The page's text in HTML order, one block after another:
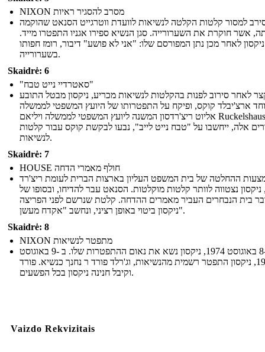
NIXON מסרב להסגיר ראיות
סירב למסור קלטות הקלטה לנשיאות לוועדת ווטרגייט הסנאט שהוקמה
אשר חוקרת את השערורייה. סגן הנשיא ספירו אגניו התפטרו מייד.
ניקסון לאחר מכן נתן המפורסם שלו: "אני לא פושע" דיבור, רומז חפותו
בשערורייה.
Skaidrė: 6
"סאטרדיי נייט טבח"
לאחר סירוב לפנות בהקלטות לנשיאות מכריע, ניקסון מבטל התובע
ארצ'יבלד קוקס, ופיקח על התפטרותו של היועץ המשפטי לממשלה
אליוט ריצ'רדסון המשנה ליועץ המשפטי לממשלה ויליאם Ruckelshaus.
אלה, ייחשבו על "טבח נייט לייב", נבעו לבקשת קוקס עבור קלטות
לנשיאות.
Skaidrė: 7
HOUSE חולף מאמרי הדחה
ההחלטה של ​​בית המשפט העליון בארצות הברית לעומת ריצ'רד
ניקסון נצטווה לוותר קלטות מוקלטות. הסנאט עבר להדיחו, ובסופו של
בית הנבחרים העביר מאמרים ההדחה. קלטת שנרשם לפני הפריצה
ניקסון ביטוי באופן רציני, ונחשב "אקדח מעשן".
Skaidrė: 8
NIXON מתפטר לנשיאות
ב -8 באוגוסט 1974, ניקסון נשא את נאום ההתפטרות שלו. ב -9 באוגוסט
1974, ניקסון התפטר רשמית מהנשיאות, וג'רלד פורד ר נחנך כנשיא. פורד
וקיבל חנינה ניקסון בכל הפשעים.
Vaizdo Rekvizitais